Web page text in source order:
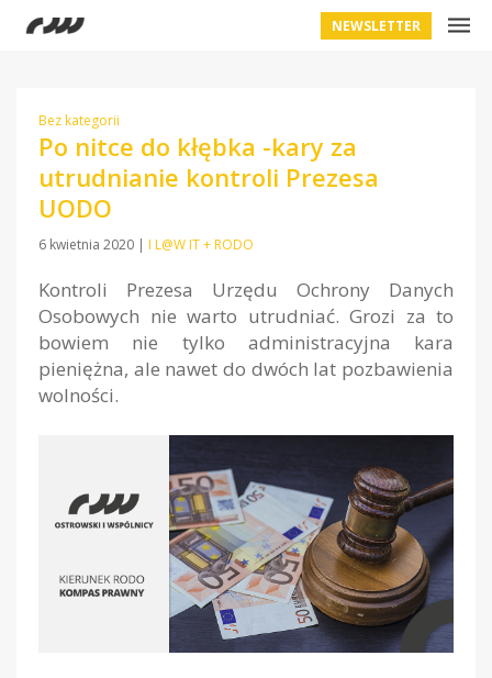
NEWSLETTER
Bez kategorii
Po nitce do kłębka -kary za
utrudnianie kontroli Prezesa
UODO
6 kwietnia 2020 | I L@W IT + RODO
Kontroli Prezesa Urzędu Ochrony Danych
Osobowych nie warto utrudniać. Grozi za to
bowiem nie tylko administracyjna kara
pieniężna, ale nawet do dwóch lat pozbawienia
wolności.